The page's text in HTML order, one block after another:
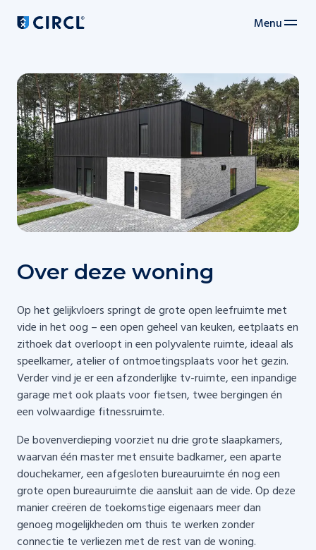
Main navigation Menu
Over deze woning
Op het gelijkvloers springt de grote open leefruimte met
vide in het oog – een open geheel van keuken, eetplaats en
zithoek dat overloopt in een polyvalente ruimte, ideaal als
speelkamer, atelier of ontmoetingsplaats voor het gezin.
Verder vind je er een afzonderlijke tv-ruimte, een inpandige
garage met ook plaats voor fietsen, twee bergingen én
een volwaardige fitnessruimte.
De bovenverdieping voorziet nu drie grote slaapkamers,
waarvan één master met ensuite badkamer, een aparte
douchekamer, een afgesloten bureauruimte én nog een
grote open bureauruimte die aansluit aan de vide. Op deze
manier creëren de toekomstige eigenaars meer dan
genoeg mogelijkheden om thuis te werken zonder
connectie te verliezen met de rest van de woning.